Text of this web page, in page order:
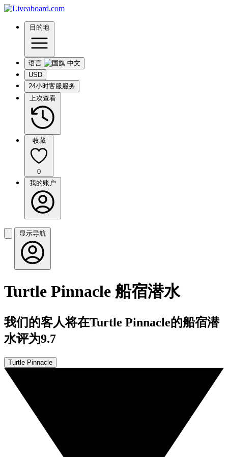
目的地
语言
USD
24小时客服服务
上次查看
收藏
0
我的账户
显示导航
Turtle Pinnacle 船宿潜水
我们的客人将在Turtle Pinnacle的船宿潜
水评为9.7
Turtle Pinnacle